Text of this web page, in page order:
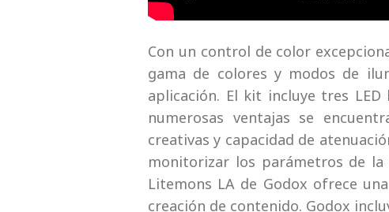
Con un control de color
gama de colores y modos de
aplicación. El kit incluye tres
numerosas ventajas se
creativas y capacidad de
monitorizar los parámetros de
Litemons LA de Godox ofrece
creación de contenido. Godox